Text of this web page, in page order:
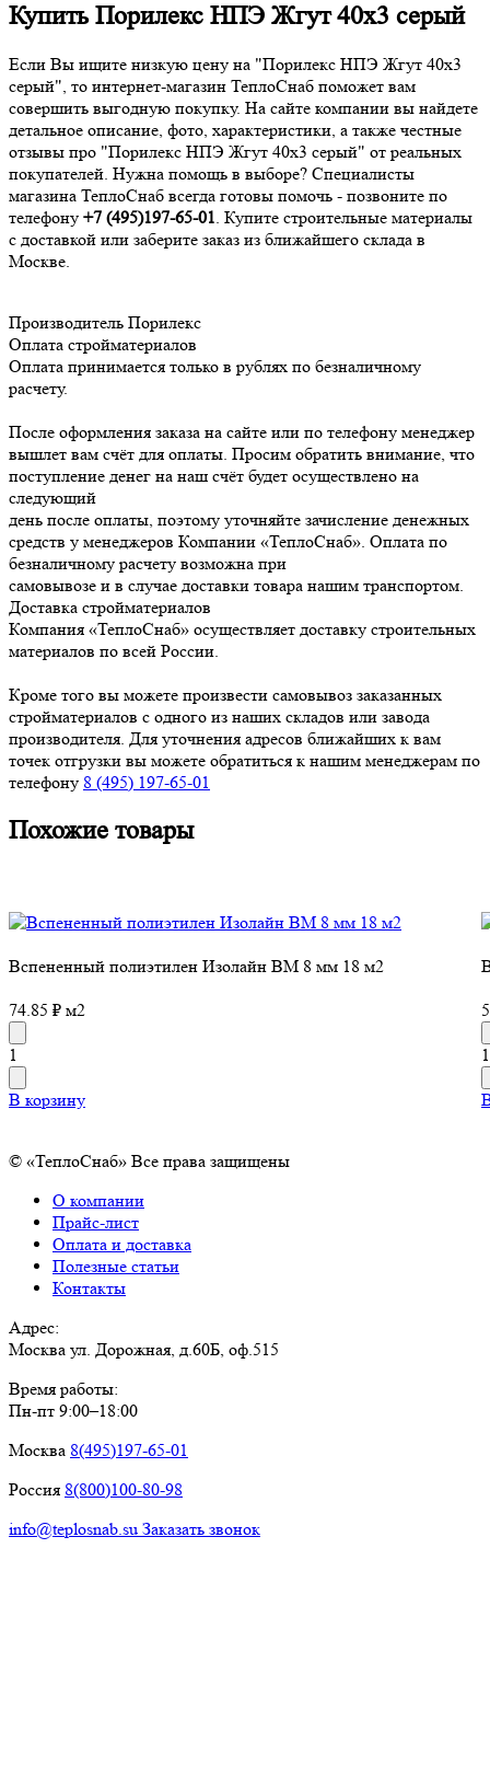
Купить Порилекс НПЭ Жгут 40х3 серый
Если Вы ищите низкую цену на "Порилекс НПЭ Жгут 40х3
серый", то интернет-магазин ТеплоСнаб поможет вам
совершить выгодную покупку. На сайте компании вы найдете
детальное описание, фото, характеристики, а также честные
отзывы про "Порилекс НПЭ Жгут 40х3 серый" от реальных
покупателей. Нужна помощь в выборе? Специалисты
магазина ТеплоСнаб всегда готовы помочь - позвоните по
телефону +7 (495)197-65-01. Купите строительные материалы
с доставкой или заберите заказ из ближайшего склада в
Москве.
Производитель Порилекс
Оплата стройматериалов
Оплата принимается только в рублях по безналичному
расчету.
После оформления заказа на сайте или по телефону менеджер
вышлет вам счёт для оплаты. Просим обратить внимание, что
поступление денег на наш счёт будет осуществлено на
следующий
день после оплаты, поэтому уточняйте зачисление денежных
средств у менеджеров Компании «ТеплоСнаб». Оплата по
безналичному расчету возможна при
самовывозе и в случае доставки товара нашим транспортом.
Доставка стройматериалов
Компания «ТеплоСнаб» осуществляет доставку строительных
материалов по всей России.
Кроме того вы можете произвести самовывоз заказанных
стройматериалов с одного из наших складов или завода
производителя. Для уточнения адресов ближайших к вам
точек отгрузки вы можете обратиться к нашим менеджерам по
телефону 8 (495) 197-65-01
Похожие товары
Вспененный полиэтилен Изолайн ВМ 8 мм 18 м2
74.85 ₽ м2
1
В корзину
1
© «ТеплоСнаб» Все права защищены
О компании
Прайс-лист
Оплата и доставка
Полезные статьи
Контакты
Адрес:
Москва ул. Дорожная, д.60Б, оф.515
Время работы:
Пн-пт 9:00–18:00
Москва 8(495)197-65-01
Россия 8(800)100-80-98
info@teplosnab.su Заказать звонок